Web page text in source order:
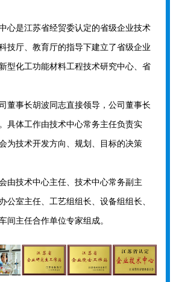
是江苏省经贸委认定的省级企业技术
技厅、教育厅的指导下建立了省级企业
型化工功能材料工程技术研究中心、省
事长胡波同志直接领导，公司董事长
具体工作由技术中心常务主任负责实
为技术开发方向、规划、目标的决策
技术中心主任、技术中心常务副主
公室主任、工艺组组长、设备组组长、
间主任合作单位专家组成。